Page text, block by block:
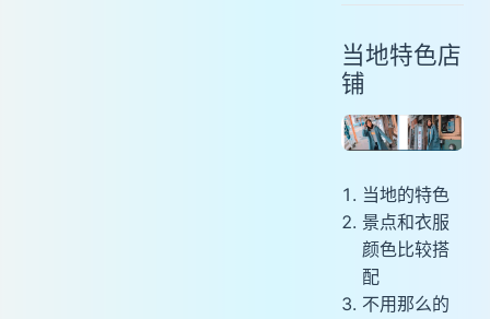
当地特色店
铺
当地的特色
景点和衣服
颜色比较搭
配
不用那么的